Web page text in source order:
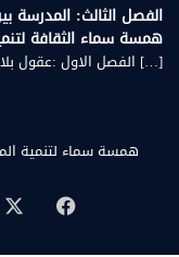
الفصل الثالث: المدرسة
همسة سماء الثقافة
[…] الفصل الاول :عقول
همسة سماء لتنمية
فيسبوك